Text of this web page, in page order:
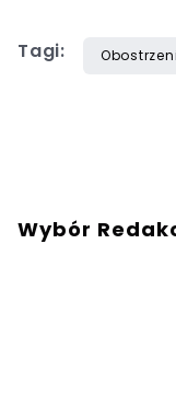
Tagi:
Wybór